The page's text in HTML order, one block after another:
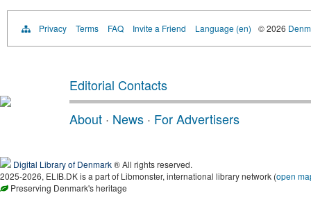
Privacy Terms FAQ Invite a Friend Language (en) © 2026
Editorial Contacts
About · News · For Advertisers
Digital Library of Denmark® All rights reserved.
2025-2026, ELIB.DK is a part of Libmonster, international library network (open
Preserving Denmark's heritage